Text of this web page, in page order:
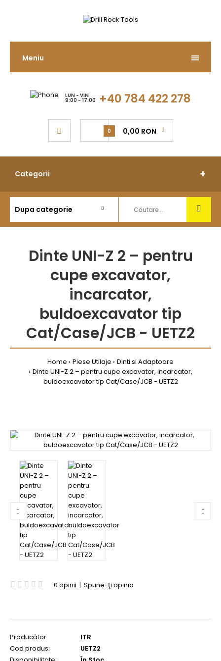
Meniu
LUN - VIN
9:00 - 17:00 +40 784 422 278
0 0,00 RON
Categorii
Dinte UNI-Z 2 – pentru
cupe excavator,
incarcator,
buldoexcavator tip
Cat/Case/JCB - UETZ2
Home Piese Utilaje
Dinti si Adaptoare
Dinte UNI-Z 2 – pentru cupe excavator, incarcator,
buldoexcavator tip Cat/Case/JCB - UETZ2
0 opinii | Spune-ţi opinia
Producător:
ITR
Cod produs:
UETZ2